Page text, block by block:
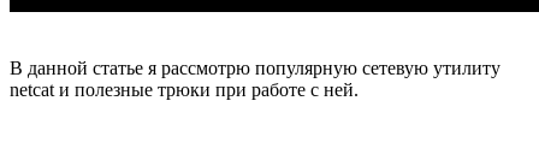
В данной статье я рассмотрю популярную сетевую утилиту
netcat и полезные трюки при работе с ней.